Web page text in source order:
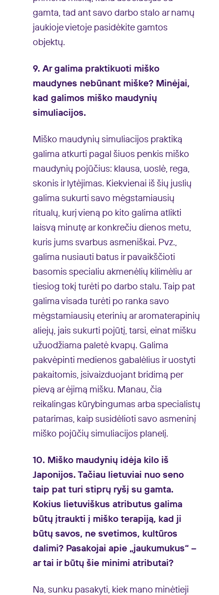
gamta, tad ant savo darbo stalo ar namų
jaukioje vietoje pasidėkite gamtos
objektų.
9. Ar galima praktikuoti miško
maudynes nebūnant miške? Minėjai,
kad galimos miško maudynių
simuliacijos.
Miško maudynių simuliacijos praktiką
galima atkurti pagal šiuos penkis miško
maudynių pojūčius: klausa, uoslė, rega,
skonis ir lytėjimas. Kiekvienai iš šių juslių
galima sukurti savo mėgstamiausių
ritualų, kurį vieną po kito galima atlikti
laisvą minutę ar konkrečiu dienos metu,
kuris jums svarbus asmeniškai. Pvz.,
galima nusiauti batus ir pavaikščioti
basomis specialiu akmenėlių kilimėliu ar
tiesiog tokį turėti po darbo stalu. Taip pat
galima visada turėti po ranka savo
mėgstamiausių eterinių ar aromaterapinių
aliejų, jais sukurti pojūtį, tarsi, einat mišku
užuodžiama paletė kvapų. Galima
pakvėpinti medienos gabalėlius ir uostyti
pakaitomis, įsivaizduojant bridimą per
pievą ar ėjimą mišku. Manau, čia
reikalingas kūrybingumas arba specialistų
patarimas, kaip susidėlioti savo asmeninį
miško pojūčių simuliacijos planelį.
10. Miško maudynių idėja kilo iš
Japonijos. Tačiau lietuviai nuo seno
taip pat turi stiprų ryšį su gamta.
Kokius lietuviškus atributus galima
būtų įtraukti į miško terapiją, kad ji
būtų savos, ne svetimos, kultūros
dalimi? Pasakojai apie „jaukumukus“ –
ar tai ir būtų šie minimi atributai?
Na, sunku pasakyti, kiek mano minėtieji